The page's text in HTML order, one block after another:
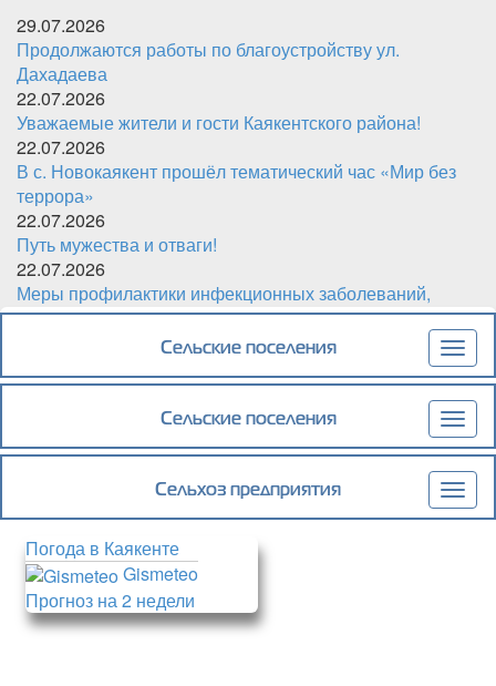
29.07.2026
Продолжаются работы по благоустройству ул.
Дахадаева
22.07.2026
Уважаемые жители и гости Каякентского района!
22.07.2026
В с. Новокаякент прошёл тематический час «Мир без
террора»
22.07.2026
Путь мужества и отваги!
22.07.2026
Меры профилактики инфекционных заболеваний,
передающихся через укусы животных и насекомых
Сельские поселения
Сельские поселения
Сельхоз предприятия
Погода в Каякенте
Gismeteo
Прогноз на 2 недели